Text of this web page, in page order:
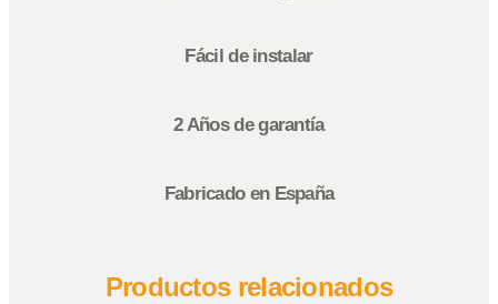
Fácil de instalar
2 Años de garantía
Fabricado en España
Productos relacionados